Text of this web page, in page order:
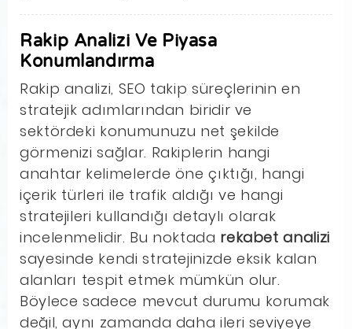
Rakip Analizi Ve Piyasa
Konumlandırma
Rakip analizi, SEO takip süreçlerinin en
stratejik adımlarından biridir ve
sektördeki konumunuzu net şekilde
görmenizi sağlar. Rakiplerin hangi
anahtar kelimelerde öne çıktığı, hangi
içerik türleri ile trafik aldığı ve hangi
stratejileri kullandığı detaylı olarak
incelenmelidir. Bu noktada rekabet analizi
sayesinde kendi stratejinizde eksik kalan
alanları tespit etmek mümkün olur.
Böylece sadece mevcut durumu korumak
değil, aynı zamanda daha ileri seviyeye